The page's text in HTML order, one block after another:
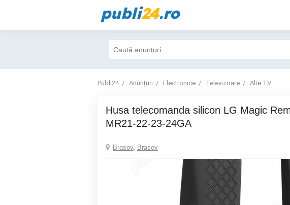
publi24.ro
Publi24 Anunțuri Electronice Televizoare Alte TV
Husa telecomanda silicon LG Magic Remote
MR21-22-23-24GA
Brasov, Brasov